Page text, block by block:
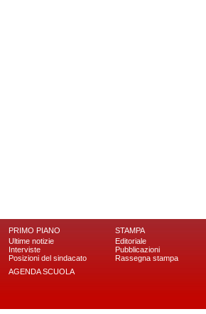
PRIMO PIANO
Ultime notizie
Interviste
Posizioni del sindacato
AGENDA SCUOLA
STAMPA
Editoriale
Pubblicazioni
Rassegna stampa